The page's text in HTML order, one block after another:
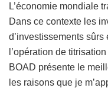
L’économie mondiale
Dans ce contexte les
d’investissements
l’opération de
BOAD présente le
les raisons que je